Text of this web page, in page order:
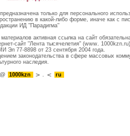
только для персонального
в какой-либо форме, иначе как с
ИД "Парадигма"
активная ссылка на сайт
сайт "Лента тысячелетия" (www. 1000kzn.ru)
Эл 77-8898 от 23 сентября 2004 года.
законодательства в сфере массовых
наследия.
1000kzn . ru